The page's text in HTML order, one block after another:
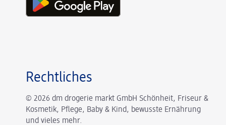
Rechtliches
© 2026 dm drogerie markt GmbH Schönheit, Friseur &
Kosmetik, Pflege, Baby & Kind, bewusste Ernährung
und vieles mehr.